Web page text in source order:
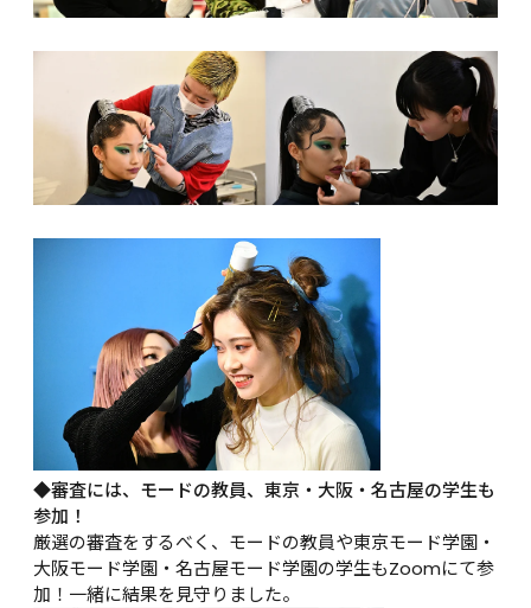
◆審査には、モードの教員、東京・大阪・名古屋の学生も
参加！
厳選の審査をするべく、モードの教員や東京モード学園・
大阪モード学園・名古屋モード学園の学生もZoomにて参
加！一緒に結果を見守りました。